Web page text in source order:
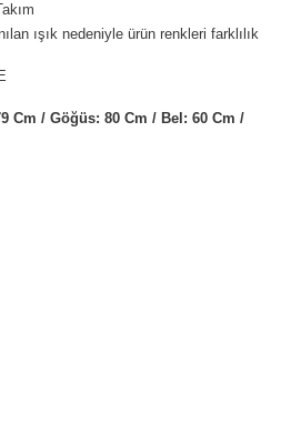
ışık nedeniyle ürün renkleri farklılık
Cm / Göğüs: 80 Cm / Bel: 60 Cm /